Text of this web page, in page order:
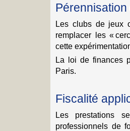
Les clubs de jeux
remplacer les «
cette
La loi de finances
Paris.
Fiscalité
Les prestations
professionnels de